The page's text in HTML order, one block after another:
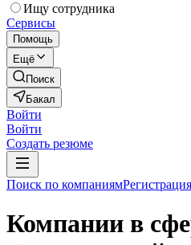
Ищу сотрудника
Сервисы
Помощь
Ещё
Поиск
Бакал
Войти
Войти
Создать резюме
Поиск по компаниям
Компании в